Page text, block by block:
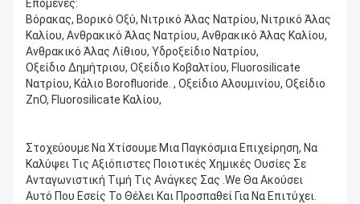
Επόμενες:
Βόρακας, Βορικό Οξύ, Νιτρικό Άλας Νατρίου, Νιτρικό Άλας
Καλίου, Ανθρακικό Άλας Νατρίου, Ανθρακικό Άλας Καλίου,
Ανθρακικό Άλας Λίθιου, Υδροξείδιο Νατρίου,
Οξείδιο Δημήτριου, Οξείδιο Κοβαλτίου, Fluorosilicate
Νατρίου, Κάλιο Borofluoride. , Οξείδιο Αλουμινίου, Οξείδιο
ZnO, Fluorosilicate Καλίου,
Στοχεύουμε Να Χτίσουμε Μια Παγκόσμια Επιχείρηση, Να
Καλύψει Τις Αξιόπιστες Ποιοτικές Χημικές Ουσίες Σε
Ανταγωνιστική Τιμή Τις Ανάγκες Σας .we Θα Ακούσει
Αυτό Που Εσείς Το Θέλει Και Προσπαθεί Για Να Επιτύχει.